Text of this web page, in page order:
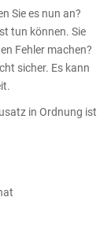
Sie es nun an?
tun können. Sie
Fehler machen?
sicher. Es kann
in Ordnung ist